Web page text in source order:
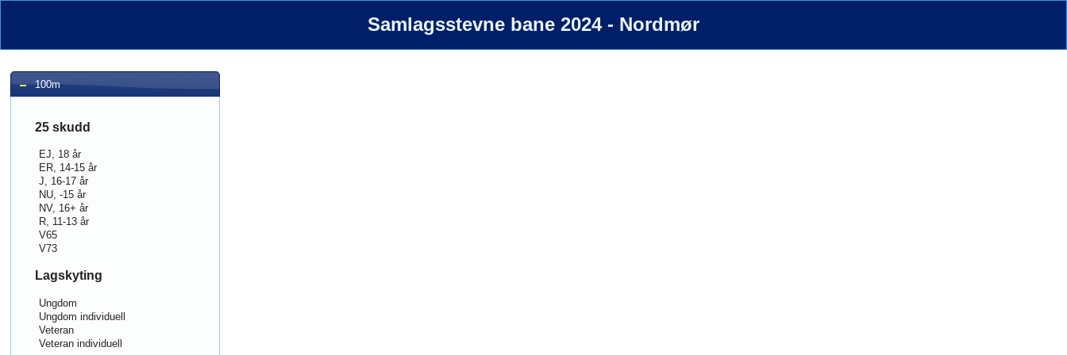
Samlagsstevne bane 2024 - Nordmør
100m
25 skudd
EJ, 18 år
ER, 14-15 år
J, 16-17 år
NU, -15 år
NV, 16+ år
R, 11-13 år
V65
V73
Lagskyting
Ungdom
Ungdom individuell
Veteran
Veteran individuell